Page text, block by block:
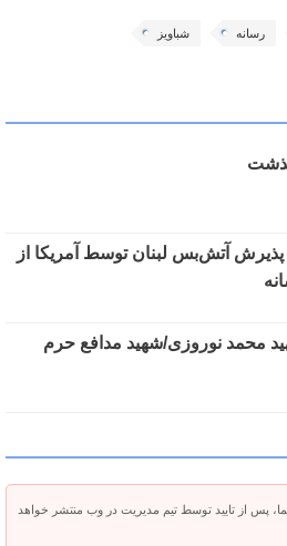
رسانه شباویز
آتش‌بس لبنان توسط آمریکا از
محمد نوروزی/شهید مدافع حرم
پس از تایید توسط تیم مدیریت در وب منتشر خواهد